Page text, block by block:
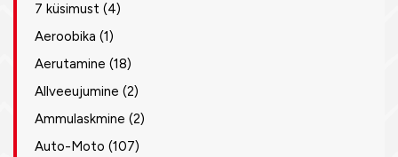
7 küsimust (4)
Aeroobika (1)
Aerutamine (18)
Allveeujumine (2)
Ammulaskmine (2)
Auto-Moto (107)